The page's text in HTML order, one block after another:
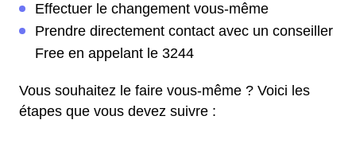
Effectuer le changement vous-même
Prendre directement contact avec un conseiller
Free en appelant le 3244
Vous souhaitez le faire vous-même ? Voici les
étapes que vous devez suivre :